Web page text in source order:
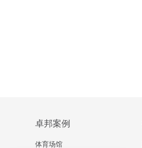
卓邦案例
体育场馆